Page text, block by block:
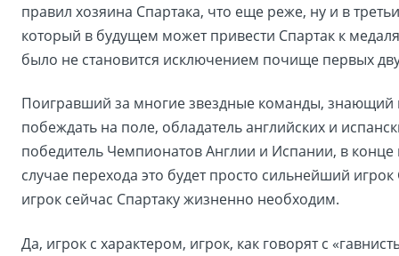
правил хозяина Спартака, что еще реже, ну и в
который в будущем может привести Спартак к
было не становится исключением почище первых
Поигравший за многие звездные команды,
побеждать на поле, обладатель английских и
победитель Чемпионатов Англии и Испании, в конце
случае перехода это будет просто сильнейший игрок
игрок сейчас Спартаку жизненно необходим.
Да, игрок с характером, игрок, как говорят с